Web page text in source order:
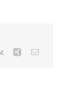
Vk Xing E-